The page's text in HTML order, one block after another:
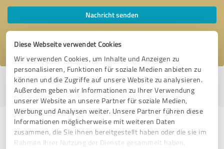
Diese Webseite verwendet Cookies
Wir verwenden Cookies, um Inhalte und Anzeigen zu
personalisieren, Funktionen für soziale Medien anbieten zu
können und die Zugriffe auf unsere Website zu analysieren.
Außerdem geben wir Informationen zu Ihrer Verwendung
unserer Website an unsere Partner für soziale Medien,
Werbung und Analysen weiter. Unsere Partner führen diese
Informationen möglicherweise mit weiteren Daten
zusammen, die Sie ihnen bereitgestellt haben oder die sie im
Rahmen Ihrer Nutzung der Dienste gesammelt haben.
Nachricht senden
Ich stimme den Datenschutzbestimmungen
Profil aktiv seit 14.10.2020 |Letzte Aktualisierung: 15.10.2020|Profil
melden
Erfahrungen zu weiteren
Anbietern aus dem Bereich